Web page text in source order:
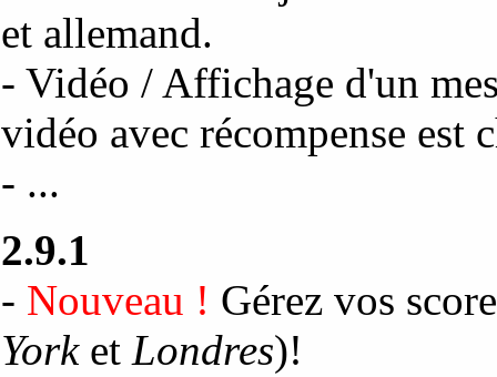
et allemand.
- Vidéo / Affichage d'un
vidéo avec récompense est
- ...
2.9.1
- Nouveau ! Gérez vos
Yorket Londres)!